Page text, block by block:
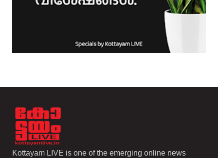
Kottayam LIVE is one of the emerging online news